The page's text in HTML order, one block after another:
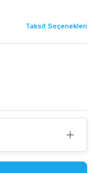
Taksit Seçenekleri